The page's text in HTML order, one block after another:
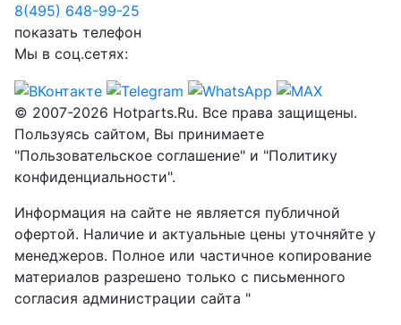
8(495) 648-99-25
показать телефон
Мы в соц.сетях:
© 2007-2026 Hotparts.Ru. Все права защищены.
Пользуясь сайтом, Вы принимаете
"Пользовательское соглашение" и "Политику
конфиденциальности".
Информация на сайте не является публичной
офертой. Наличие и актуальные цены уточняйте у
менеджеров. Полное или частичное копирование
материалов разрешено только с письменного
согласия администрации сайта "